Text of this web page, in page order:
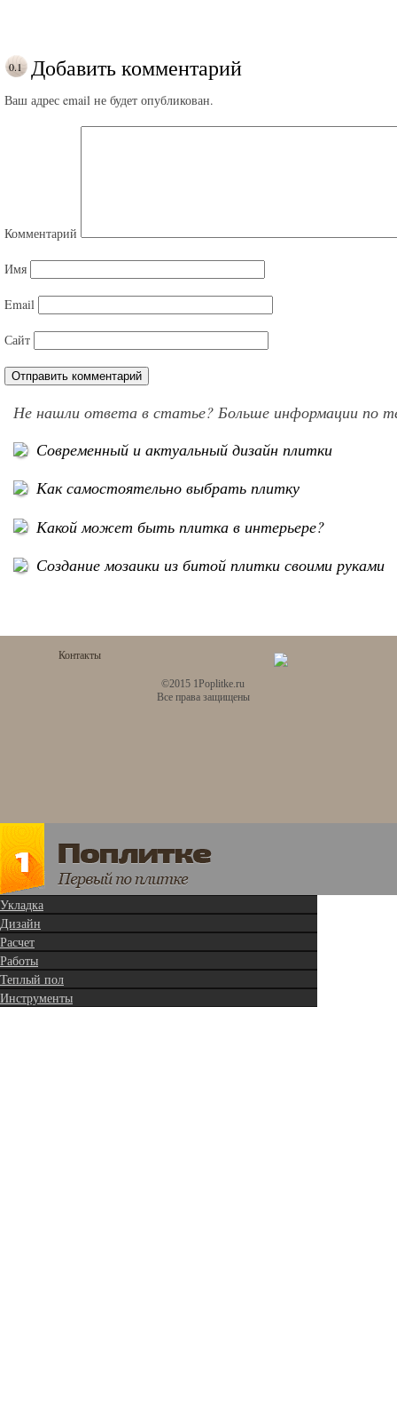
Добавить комментарий
Ваш адрес email не будет опубликован.
Комментарий
Имя
Email
Сайт
Не нашли ответа в статье? Больше информации по
Современный и актуальный дизайн плитки
Как самостоятельно выбрать плитку
Какой может быть плитка в интерьере?
Создание мозаики из битой плитки своими руками
Контакты
©2015 1Poplitke.ru
Все права защищены
Укладка
Дизайн
Расчет
Работы
Теплый пол
Инструменты